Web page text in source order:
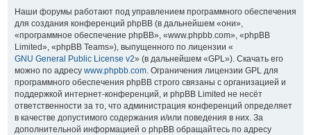
Наши форумы работают под управлением программного обеспечения
для создания конференций phpBB (в дальнейшем «они»,
«программное обеспечение phpBB», «www.phpbb.com», «phpBB
Limited», «phpBB Teams»), выпущенного по лицензии «
GNU General Public License v2» (в дальнейшем «GPL»). Скачать его
можно по адресу www.phpbb.com. Ограничения лицензии GPL для
программного обеспечения phpBB строго связаны с организацией и
поддержкой интернет-конференций, и phpBB Limited не несёт
ответственности за то, что администрация конференций определяет
в качестве допустимого содержания и/или поведения в них. За
дополнительной информацией о phpBB обращайтесь по адресу